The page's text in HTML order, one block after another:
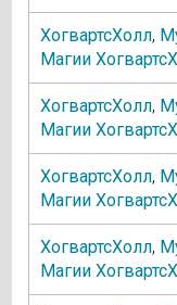
ХогвартсХолл,
Магии
ХогвартсХолл,
Магии
ХогвартсХолл,
Магии
ХогвартсХолл,
Магии